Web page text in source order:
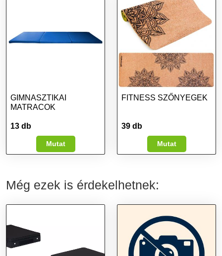
GIMNASZTIKAI
MATRACOK
13 db
Mutat
FITNESS SZŐNYEGEK
39 db
Mutat
Még ezek is érdekelhetnek: